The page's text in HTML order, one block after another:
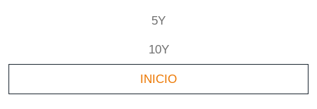
5Y
10Y
INICIO